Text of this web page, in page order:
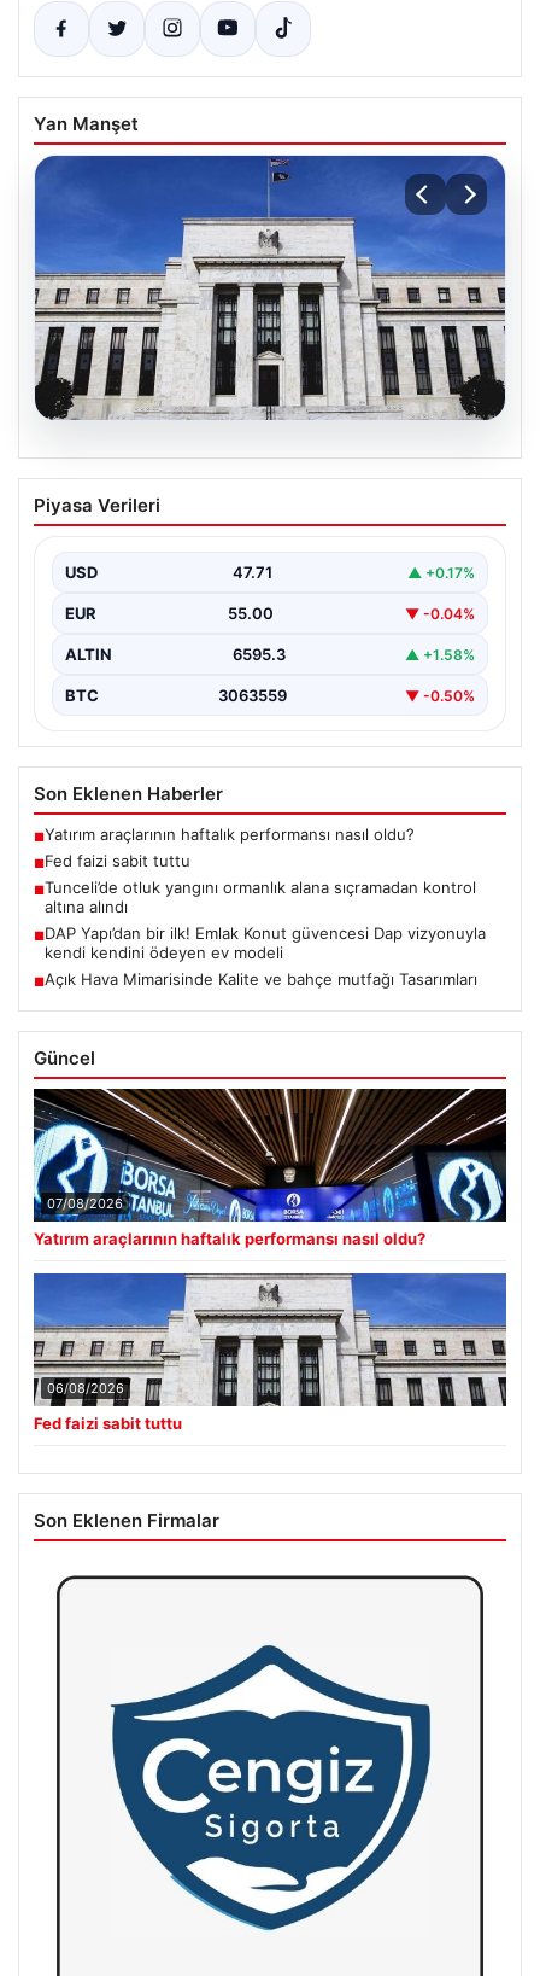
Yan Manşet
06.08.2026
Fed faizi sabit tuttu
Piyasa Verileri
USD 47.71 ▲ +0.17%
EUR 55.00 ▼ -0.04%
ALTIN 6595.3 ▲ +1.58%
BTC 3063559 ▼ -0.50%
Son Eklenen Haberler
■Yatırım araçlarının haftalık performansı nasıl oldu?
■Fed faizi sabit tuttu
■Tunceli’de otluk yangını ormanlık alana sıçramadan kontrol
altına alındı
■DAP Yapı’dan bir ilk! Emlak Konut güvencesi Dap vizyonuyla
kendi kendini ödeyen ev modeli
■Açık Hava Mimarisinde Kalite ve bahçe mutfağı Tasarımları
Güncel
07/08/2026
Yatırım araçlarının haftalık performansı nasıl oldu?
06/08/2026
Fed faizi sabit tuttu
Son Eklenen Firmalar